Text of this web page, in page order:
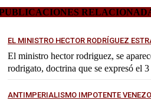
EL MINISTRO HECTOR RODRÍGUEZ
El ministro hector rodriguez, se
rodrigato, doctrina que se expresó el
ANTIMPERIALISMO IMPOTENTE